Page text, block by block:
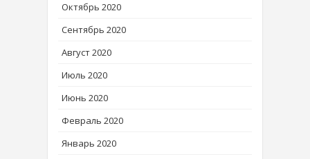
Октябрь 2020
Сентябрь 2020
Август 2020
Июль 2020
Июнь 2020
Февраль 2020
Январь 2020